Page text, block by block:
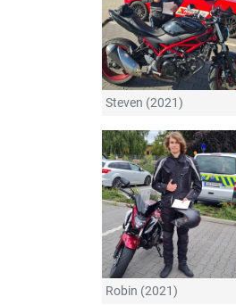
Steven (2021)
Robin (2021)